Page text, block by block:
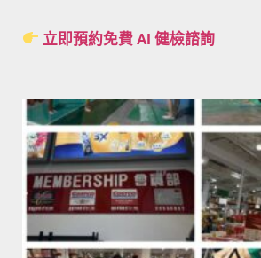
立即預約免費 AI 健檢諮詢